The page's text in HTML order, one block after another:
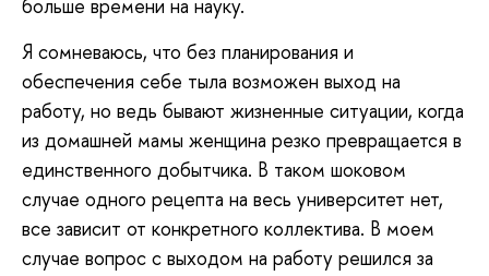
больше времени на науку.
Я сомневаюсь, что без планирования и
обеспечения себе тыла возможен выход на
работу, но ведь бывают жизненные ситуации, когда
из домашней мамы женщина резко превращается в
единственного добытчика. В таком шоковом
случае одного рецепта на весь университет нет,
все зависит от конкретного коллектива. В моем
случае вопрос с выходом на работу решился за